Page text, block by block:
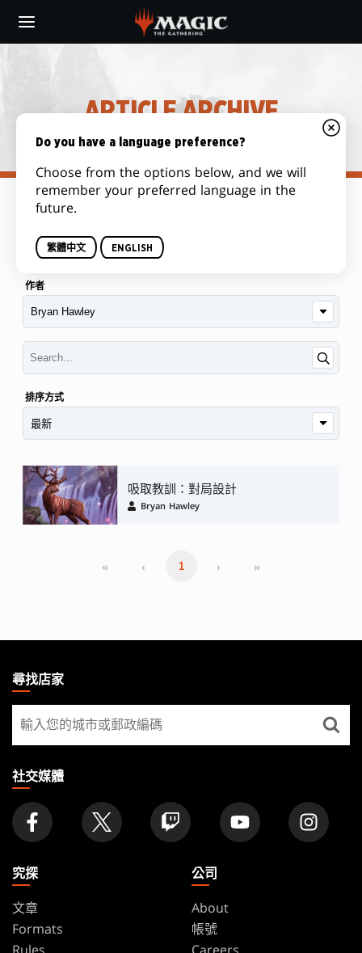
main
ARTICLE ARCHIVE
作者
排序方式
吸取教訓：對局設計
Bryan Hawley
« ‹ 1 › »
THE
GATHERING
FOOTER
尋找店家
尋
找
家
社交媒體
究探
文章
Formats
公司
About
帳號
Do you have a language preference?
Choose from the options below, and we will
remember your preferred language in the
future.
繁體中文 ENGLISH